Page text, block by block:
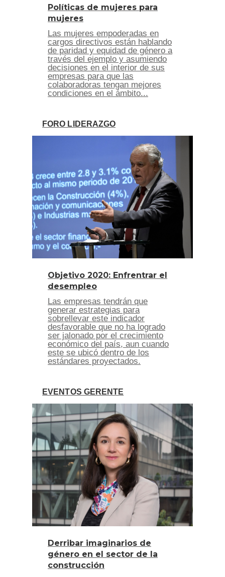
Políticas de mujeres para
mujeres
Las mujeres empoderadas en
cargos directivos están hablando
de paridad y equidad de género a
través del ejemplo y asumiendo
decisiones en el interior de sus
empresas para que las
colaboradoras tengan mejores
condiciones en el ámbito...
FORO LIDERAZGO
Objetivo 2020: Enfrentrar el
desempleo
Las empresas tendrán que
generar estrategias para
sobrellevar este indicador
desfavorable que no ha logrado
ser jalonado por el crecimiento
económico del país, aun cuando
este se ubicó dentro de los
estándares proyectados.
EVENTOS GERENTE
Derribar imaginarios de
género en el sector de la
construcción